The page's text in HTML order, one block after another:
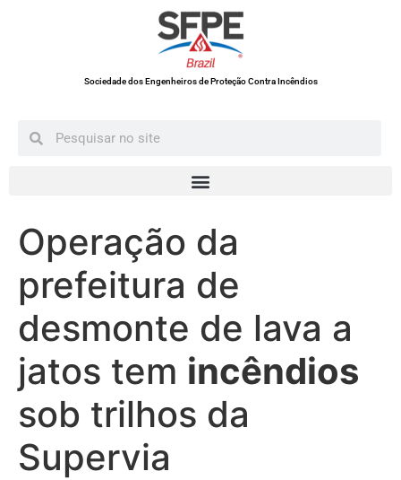
Sociedade dos Engenheiros de Proteção Contra Incêndios
Operação da
prefeitura de
desmonte de lava a
jatos tem incêndios
sob trilhos da
Supervia